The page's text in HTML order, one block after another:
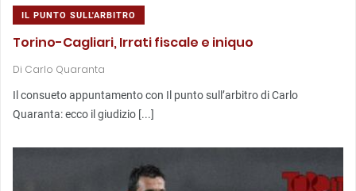
IL PUNTO SULL'ARBITRO
Torino-Cagliari, Irrati fiscale e iniquo
Di Carlo Quaranta
Il consueto appuntamento con Il punto sull’arbitro di Carlo
Quaranta: ecco il giudizio [...]